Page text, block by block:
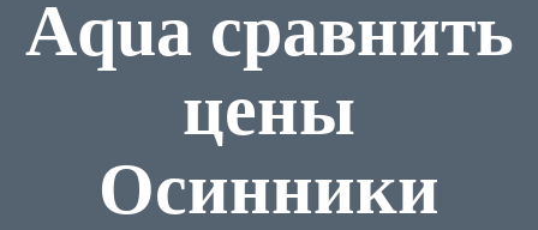
Aqua сравнить
цены
Осинники